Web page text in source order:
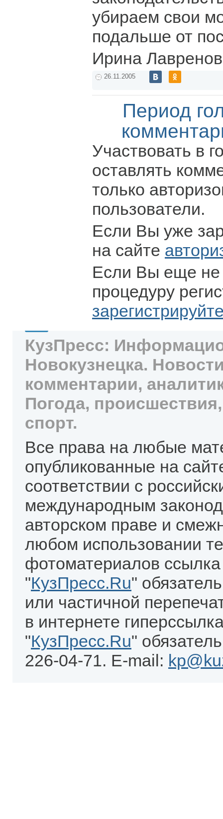
убираем свои
подальше от
Ирина
26.11.2005
Период
Участвовать в
оставлять
только
пользователи.
Если Вы уже
на сайте
Если Вы еще не
процедуру
КузПресс:
Новокузнецка.
комментарии,
Погода,
спорт.
Все права на любые
опубликованные на
соответствии с
международным
авторском праве и
любом использовании
фотоматериалов
"КузПресс.Ru"
или частичной
в интернете
"КузПресс.Ru"
226-04-71. E-mail: